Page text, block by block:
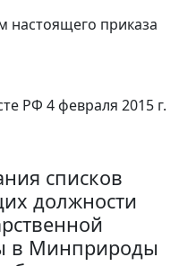
настоящего приказа
РФ 4 февраля 2015 г.
списков
должности
в Минприроды